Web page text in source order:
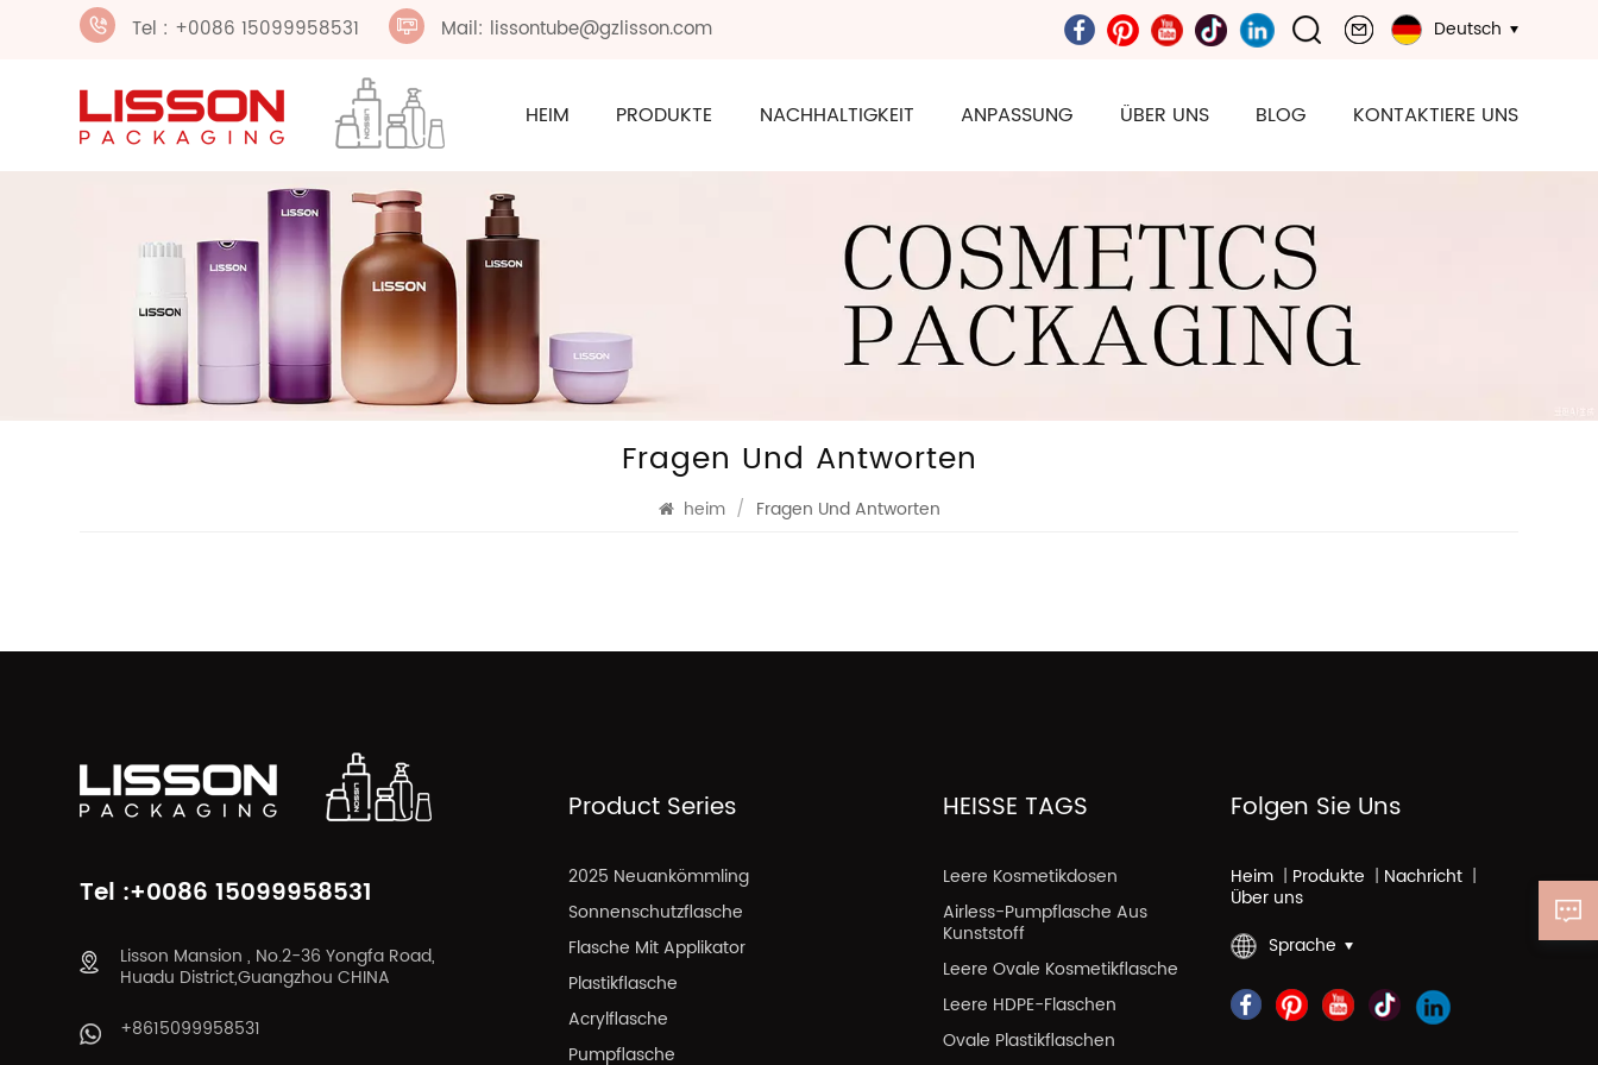
Tel : +0086 15099958531 Mail: lissontube@gzlisson.com Deutsch
HEIM PRODUKTE NACHHALTIGKEIT ANPASSUNG ÜBER UNS BLOG KONTAKTIERE UNS
Fragen Und Antworten
heim / Fragen Und Antworten
Tel :+0086 15099958531
Lisson Mansion , No.2-36 Yongfa Road,
Huadu District,Guangzhou CHINA
+8615099958531
Product Series
2025 Neuankömmling
Sonnenschutzflasche
Flasche Mit Applikator
Plastikflasche
Acrylflasche
Pumpflasche
HEISSE TAGS
Leere Kosmetikdosen
Airless-Pumpflasche Aus
Kunststoff
Leere Ovale Kosmetikflasche
Leere HDPE-Flaschen
Ovale Plastikflaschen
Folgen Sie Uns
Heim | Produkte | Nachricht |
Über uns
Sprache